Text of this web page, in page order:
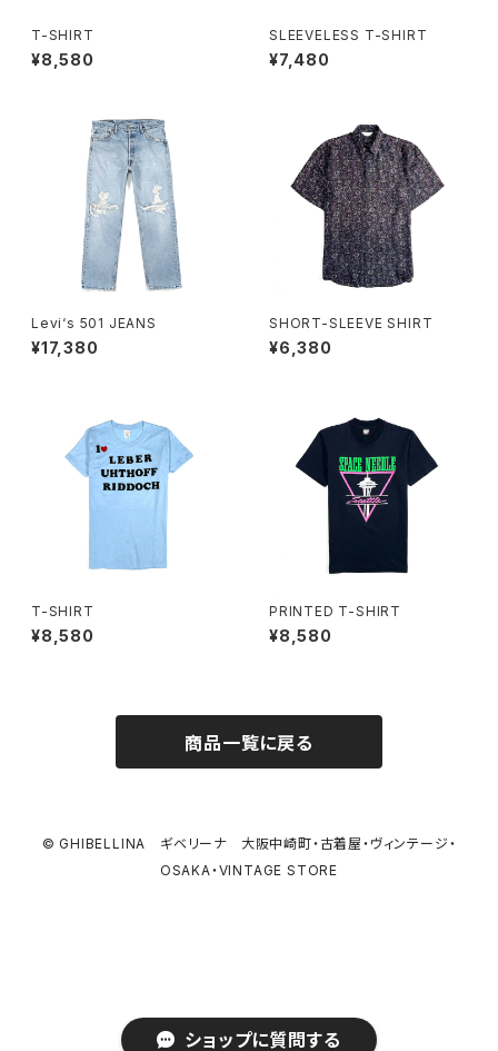
ショップに質問する
T-SHIRT
¥8,580
SLEEVELESS T-SHIRT
¥7,480
Levi‘s 501 JEANS
¥17,380
SHORT-SLEEVE SHIRT
¥6,380
T-SHIRT
¥8,580
PRINTED T-SHIRT
¥8,580
商品一覧に戻る
© GHIBELLINA ギベリーナ 大阪中崎町・古着屋・ヴィンテージ・
OSAKA・VINTAGE STORE